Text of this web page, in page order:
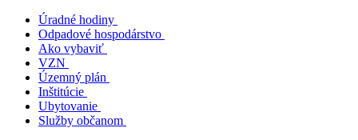
Úradné hodiny
Odpadové hospodárstvo
Ako vybaviť
VZN
Územný plán
Inštitúcie
Ubytovanie
Služby občanom